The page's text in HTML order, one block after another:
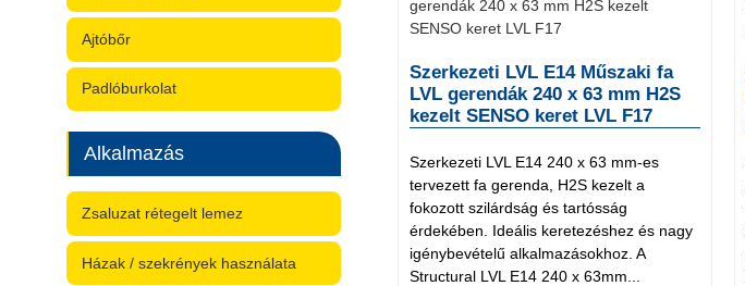
Ajtóbőr
Padlóburkolat
Alkalmazás
Zsaluzat rétegelt lemez
Házak / szekrények használata
Szerkezeti LVL E14 Műszaki fa
LVL gerendák 240 x 63 mm H2S
kezelt SENSO keret LVL F17
Szerkezeti LVL E14 240 x 63 mm-es
tervezett fa gerenda, H2S kezelt a
fokozott szilárdság és tartósság
érdekében. Ideális keretezéshez és nagy
igénybevételű alkalmazásokhoz. A
Structural LVL E14 240 x 63mm...